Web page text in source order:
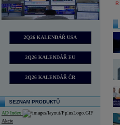
2Q26 KALENDÁŘ USA
2Q26 KALENDÁŘ EU
2Q26 KALENDÁŘ ČR
SEZNAM PRODUKTŮ
AD Index
Akcie
R